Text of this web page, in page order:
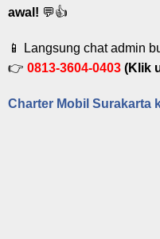
awal! 💬👍
📱 Langsung chat admin
👉 0813-3604-0403 (Klik
Charter Mobil Surakarta